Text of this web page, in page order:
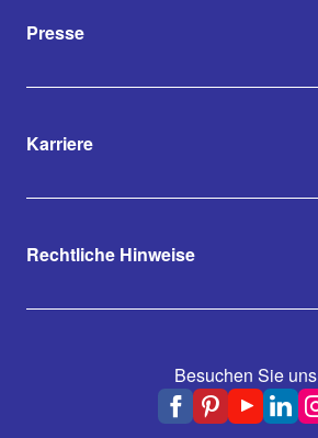
Presse
Karriere
Rechtliche Hinweise
Besuchen Sie uns